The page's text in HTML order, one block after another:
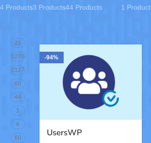
4 Products3 Products44 Products
1 Product
21
5276
2127
60
44
1
4
60
-94%
UsersWP